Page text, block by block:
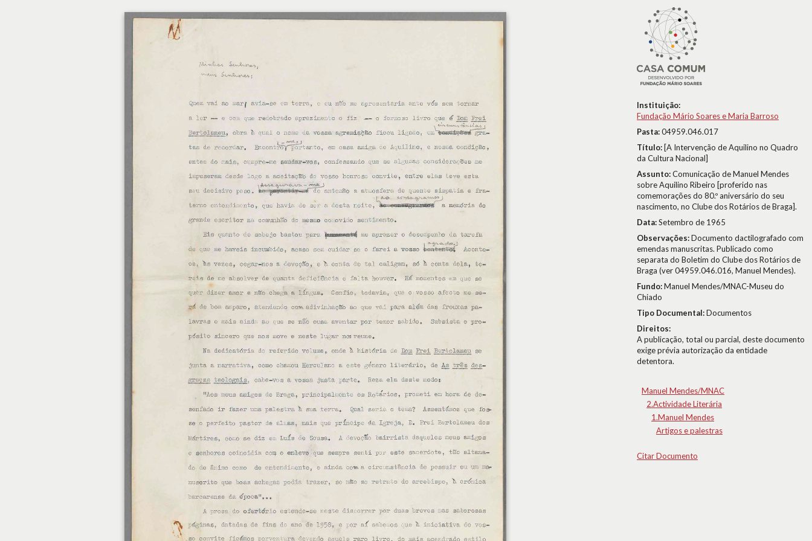
Instituição:
Fundação Mário Soares e Maria Barroso
Pasta:04959.046.017
Título: [A Intervenção de Aquilino no Quadro
da Cultura Nacional]
Assunto:Comunicação de Manuel Mendes
sobre Aquilino Ribeiro [proferido nas
comemorações do 80.º aniversário do seu
nascimento, no Clube dos Rotários de Braga].
Data:Setembro de 1965
Observações:Documento dactilografado com
emendas manuscritas. Publicado como
separata do Boletim do Clube dos Rotários de
Braga (ver 04959.046.016, Manuel Mendes).
Fundo:Manuel Mendes/MNAC-Museu do
Chiado
Tipo Documental:Documentos
Direitos:
A publicação, total ou parcial, deste documento
exige prévia autorização da entidade
detentora.
Manuel Mendes/MNAC
2.Actividade Literária
1.Manuel Mendes
Artigos e palestras
Citar Documento